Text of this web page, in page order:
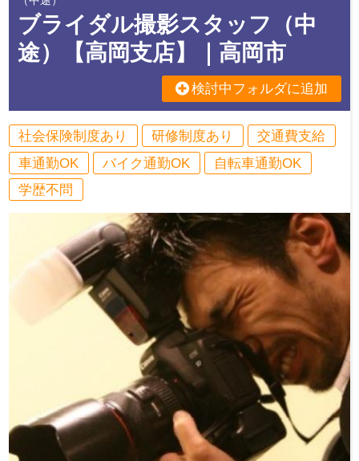
ブライダル撮影スタッフ（中
途）【高岡支店】｜高岡市
検討中フォルダに追加
社会保険制度あり 研修制度あり
交通費支給
車通勤OK
バイク通勤OK
自転車通勤OK
学歴不問